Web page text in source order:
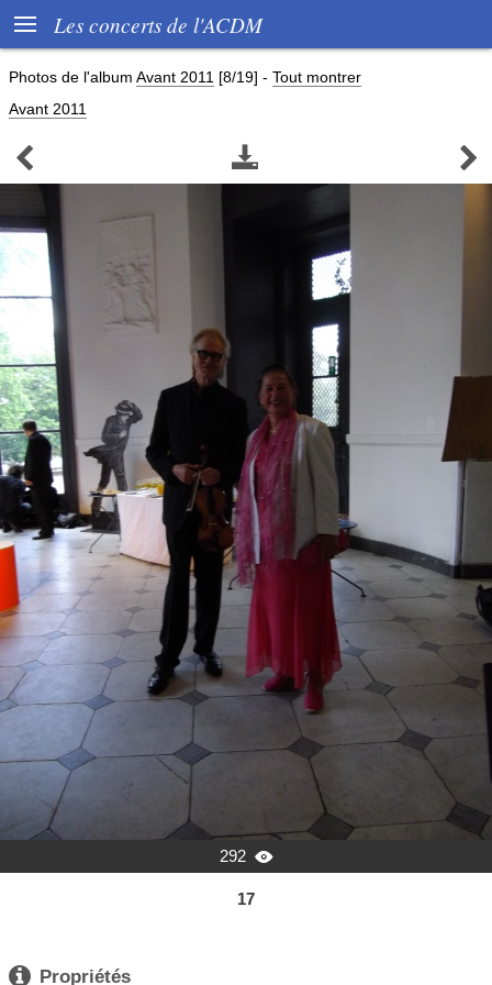
 Les concerts de l'ACDM
Photos de l'album Avant 2011 [8/19] - Tout montrer
Avant 2011
  
292 
17
 Propriétés